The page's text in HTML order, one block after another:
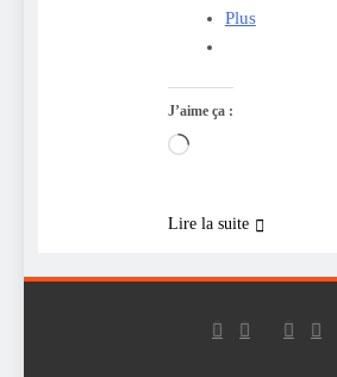
Plus
J’aime ça :
Chargement…
Lire la suite